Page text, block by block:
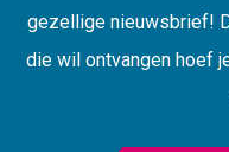
gezellige nieuwsbrief!
die wil ontvangen hoef